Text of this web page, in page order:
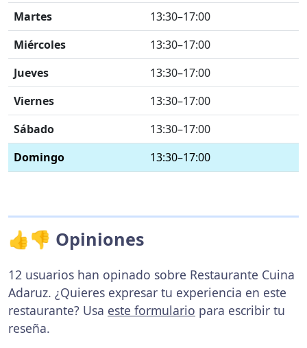
Martes
13:30–17:00
Miércoles
13:30–17:00
Jueves
13:30–17:00
Viernes
13:30–17:00
Sábado
13:30–17:00
Domingo
13:30–17:00
👍👎 Opiniones
12 usuarios han opinado sobre Restaurante Cuina
Adaruz. ¿Quieres expresar tu experiencia en este
restaurante? Usa este formulario para escribir tu
reseña.